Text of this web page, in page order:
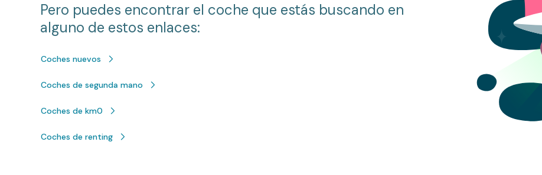
Pero puedes encontrar el coche que estás buscando en
alguno de estos enlaces:
Coches nuevos
Coches de segunda mano
Coches de km0
Coches de renting